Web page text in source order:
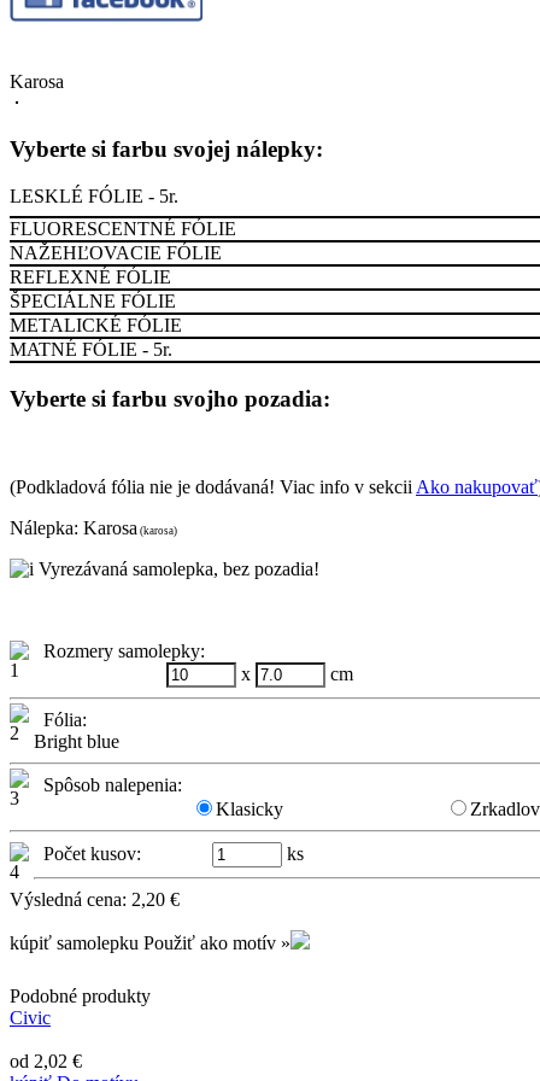
Karosa
Vyberte si farbu svojej nálepky:
LESKLÉ FÓLIE - 5r.
FLUORESCENTNÉ FÓLIE
NAŽEHĽOVACIE FÓLIE
REFLEXNÉ FÓLIE
ŠPECIÁLNE FÓLIE
METALICKÉ FÓLIE
MATNÉ FÓLIE - 5r.
Vyberte si farbu svojho pozadia:
(Podkladová fólia nie je dodávaná! Viac info v sekcii Ako nakupovať
Nálepka: Karosa (karosa)
Vyrezávaná samolepka, bez pozadia!
Rozmery samolepky:
x
cm
Fólia:
Bright blue
Spôsob nalepenia:
Klasicky
Počet kusov: ks
Výsledná cena: 2,20 €
kúpiť samolepku Použiť ako motív »
Podobné produkty
Civic
od 2,02 €